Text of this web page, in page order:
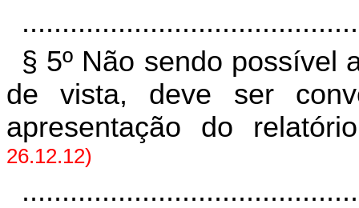
§ 5º Não sendo possível
de vista, deve ser
apresentação do relatório
26.12.12)